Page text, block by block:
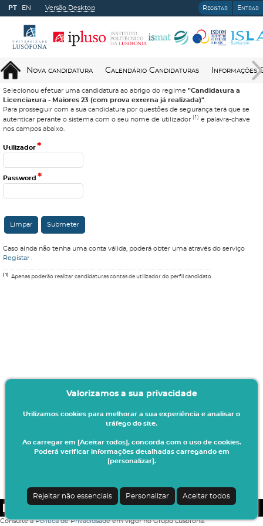
PT EN Versão Desktop Registar Entrar
Nova candidatura Calendário Candidaturas Informações
Selecionou efetuar uma candidatura ao abrigo do regime "Candidatura a
Licenciatura - Maiores 23 (com prova externa já realizada)"
Para prosseguir com a sua candidatura por questões de segurança terá que se
autenticar perante o sistema com o seu nome de utilizador (1)
e palavra-chave
nos campos abaixo.
Utilizador*
Password *
Caso ainda não tenha uma conta válida, poderá obter uma através do serviço
Registar
(1) Apenas poderão realizar candidaturas contas de utilizador do perfil candidato.
CSSnet - Aplicacao Web | v24.0.4-8 (24.0.4)|
Consulte aPolítica de Privacidsadeem vigor no Grupo Lusófona.
Valorizamos a sua privacidade
Utilizamos cookies para melhorar a sua experiência e analisar o
tráfego do site.
Ao carregar em [Aceitar todos], concorda com o uso de cookies.
Poderá verificar informações detalhadas carregando em
[personalizar].
Rejeitar não essenciais Personalizar Aceitar todos